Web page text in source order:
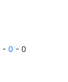
- 0 - 0